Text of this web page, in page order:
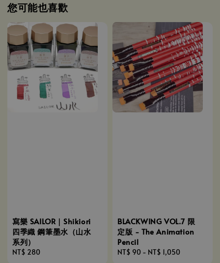
您可能也喜歡
寫樂 SAILOR｜Shikiori
四季織 鋼筆墨水（山水
系列）
Regular
NT$ 280
BLACKWING VOL.7 限
定版 - The Animation
Pencil
Regular
NT$ 90 - NT$ 1,050